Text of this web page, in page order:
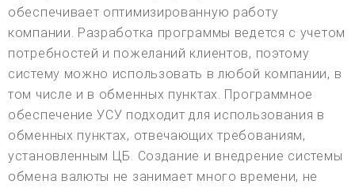
обеспечивает оптимизированную работу
компании. Разработка программы ведется с учетом
потребностей и пожеланий клиентов, поэтому
систему можно использовать в любой компании, в
том числе и в обменных пунктах. Программное
обеспечение УСУ подходит для использования в
обменных пунктах, отвечающих требованиям,
установленным ЦБ. Создание и внедрение системы
обмена валюты не занимает много времени, не